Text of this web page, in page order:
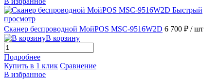
Быстрый
просмотр
Сканер беспроводной МойPOS MSC-9516W2D 6 700 ₽ / шт
В корзину
Подробнее
Купить в 1 клик Сравнение
В избранное